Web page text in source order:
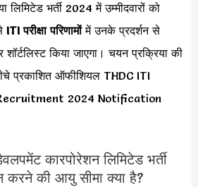
लिमिटेड भर्ती 2024 में उम्मीदवारों को
ITI परीक्षा परिणामोंमें उनके प्रदर्शन से
शॉर्टलिस्ट किया जाएगा। चयन प्रक्रिया की
प्रकाशित ऑफीशियल THDC ITI
2024 Notification
कारपोरेशन लिमिटेड भर्ती
की आयु सीमा क्या है?